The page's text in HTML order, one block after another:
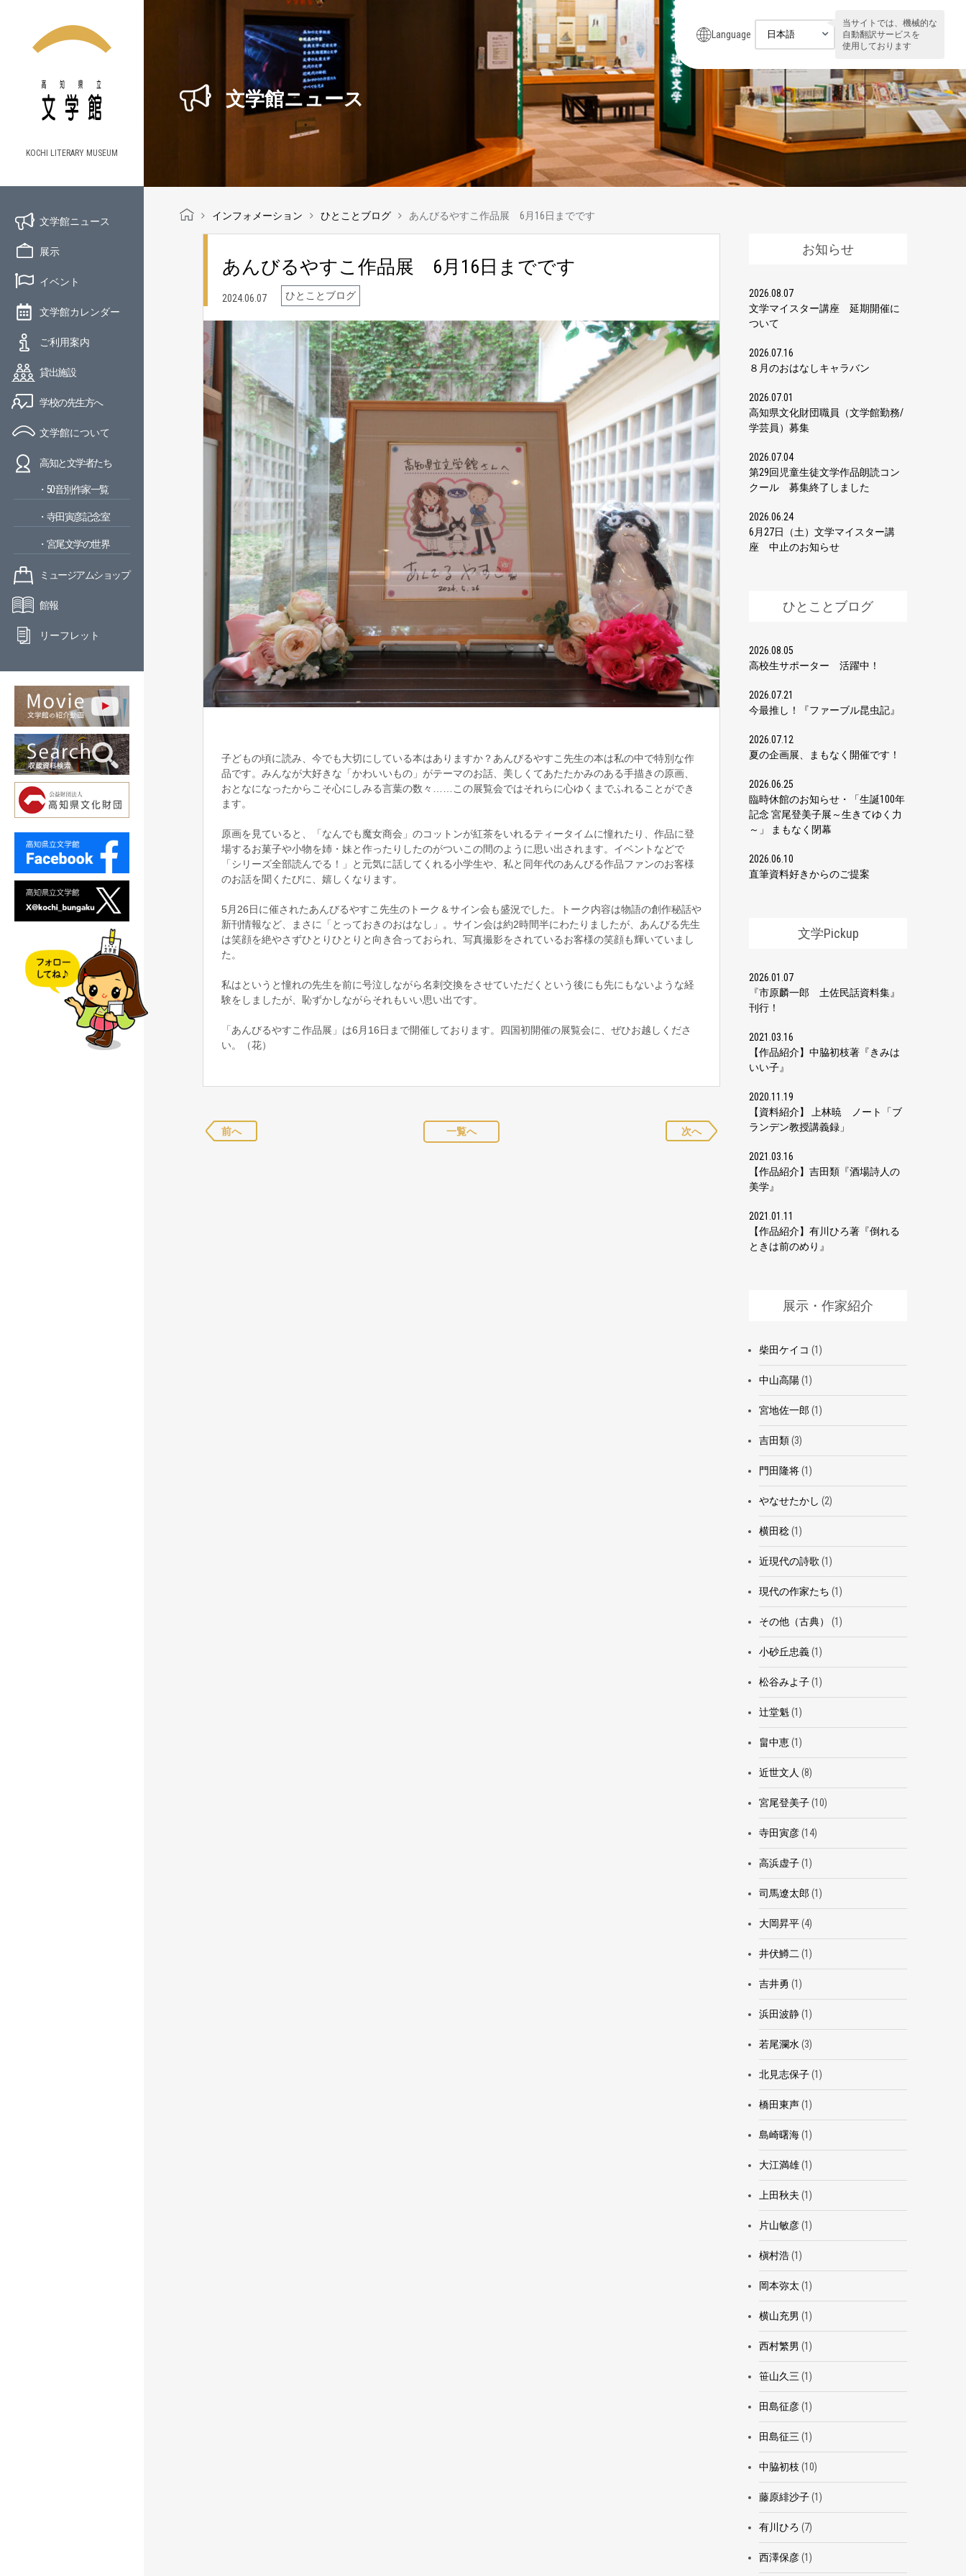
KOCHI LITERARY MUSEUM
文学館ニュース
展示
イベント
文学館カレンダー
ご利用案内
貸出施設
学校の先生方へ
文学館について
高知と文学者たち
・50音別作家一覧
・寺田寅彦記念室
・宮尾文学の世界
ミュージアムショップ
館報
リーフレット
Language
当サイトでは、機械的な
自動翻訳サービスを
使用しております
文学館ニュース
インフォメーション ひとことブログ あんびるやすこ作品展 6月16日までです
あんびるやすこ作品展 6月16日までです
2024.06.07 ひとことブログ
子どもの頃に読み、今でも大切にしている本はありますか？あんびるやすこ先生の本は私の中で特別な作
品です。みんなが大好きな「かわいいもの」がテーマのお話、美しくてあたたかみのある手描きの原画、
おとなになったからこそ心にしみる言葉の数々……この展覧会ではそれらに心ゆくまでふれることができ
ます。
原画を見ていると、「なんでも魔女商会」のコットンが紅茶をいれるティータイムに憧れたり、作品に登
場するお菓子や小物を姉・妹と作ったりしたのがついこの間のように思い出されます。イベントなどで
「シリーズ全部読んでる！」と元気に話してくれる小学生や、私と同年代のあんびる作品ファンのお客様
のお話を聞くたびに、嬉しくなります。
5月26日に催されたあんびるやすこ先生のトーク＆サイン会も盛況でした。トーク内容は物語の創作秘話や
新刊情報など、まさに「とっておきのおはなし」。サイン会は約2時間半にわたりましたが、あんびる先生
は笑顔を絶やさずひとりひとりと向き合っておられ、写真撮影をされているお客様の笑顔も輝いていまし
た。
私はというと憧れの先生を前に号泣しながら名刺交換をさせていただくという後にも先にもないような経
験をしましたが、恥ずかしながらそれもいい思い出です。
「あんびるやすこ作品展」は6月16日まで開催しております。四国初開催の展覧会に、ぜひお越しくださ
い。（花）
前へ 一覧へ 次へ
お知らせ
2026.08.07
文学マイスター講座 延期開催に
ついて
2026.07.16
８月のおはなしキャラバン
2026.07.01
高知県文化財団職員（文学館勤務/
学芸員）募集
2026.07.04
第29回児童生徒文学作品朗読コン
クール 募集終了しました
2026.06.24
6月27日（土）文学マイスター講
座 中止のお知らせ
ひとことブログ
2026.08.05
高校生サポーター 活躍中！
2026.07.21
今最推し！『ファーブル昆虫記』
2026.07.12
夏の企画展、まもなく開催です！
2026.06.25
臨時休館のお知らせ・「生誕100年
記念 宮尾登美子展～生きてゆく力
～」 まもなく閉幕
2026.06.10
直筆資料好きからのご提案
文学Pickup
2026.01.07
『市原麟一郎 土佐民話資料集』
刊行！
2021.03.16
【作品紹介】中脇初枝著『きみは
いい子』
2020.11.19
【資料紹介】 上林暁 ノート「ブ
ランデン教授講義録」
2021.03.16
【作品紹介】吉田類『酒場詩人の
美学』
2021.01.11
【作品紹介】有川ひろ著『倒れる
ときは前のめり』
展示・作家紹介
柴田ケイコ (1)
中山高陽(1)
宮地佐一郎 (1)
吉田類(3)
門田隆将(1)
やなせたかし (2)
横田稔(1)
近現代の詩歌 (1)
現代の作家たち (1)
その他（古典） (1)
小砂丘忠義(1)
松谷みよ子(1)
辻堂魁(1)
畠中恵(1)
近世文人 (8)
宮尾登美子(10)
寺田寅彦(14)
高浜虚子(1)
司馬遼太郎 (1)
大岡昇平(4)
井伏鱒二 (1)
吉井勇 (1)
浜田波静(1)
若尾瀾水 (3)
北見志保子(1)
橋田東声(1)
島崎曙海(1)
大江満雄(1)
上田秋夫 (1)
片山敏彦(1)
槇村浩(1)
岡本弥太 (1)
横山充男 (1)
西村繁男 (1)
笹山久三 (1)
田島征彦(1)
田島征三 (1)
中脇初枝 (10)
藤原緋沙子(1)
有川ひろ (7)
西澤保彦(1)